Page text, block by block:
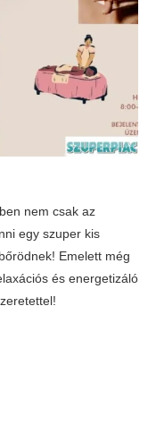
nem csak az
egy szuper kis
Emelett még
és energetizáló